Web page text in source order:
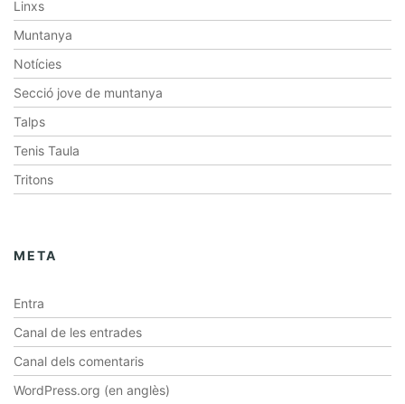
Linxs
Muntanya
Notícies
Secció jove de muntanya
Talps
Tenis Taula
Tritons
META
Entra
Canal de les entrades
Canal dels comentaris
WordPress.org (en anglès)